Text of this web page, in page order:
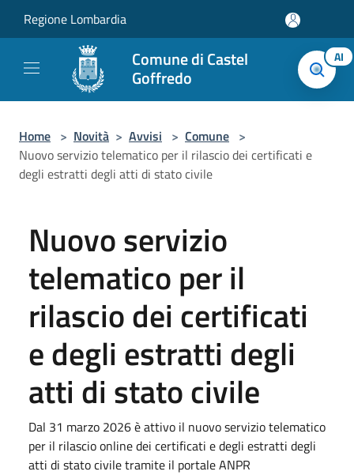
Regione Lombardia
Comune di Castel
Goffredo
AI
Home > Novità > Avvisi > Comune >
Nuovo servizio telematico per il rilascio dei certificati e
degli estratti degli atti di stato civile
Nuovo servizio
telematico per il
rilascio dei certificati
e degli estratti degli
atti di stato civile
Dal 31 marzo 2026 è attivo il nuovo servizio telematico
per il rilascio online dei certificati e degli estratti degli
atti di stato civile tramite il portale ANPR